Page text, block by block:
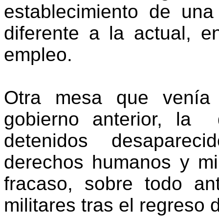
establecimiento de
diferente a la actual,
empleo.
Otra mesa que
gobierno anterior, la
detenidos
derechos humanos y
fracaso, sobre todo
militares tras el regreso